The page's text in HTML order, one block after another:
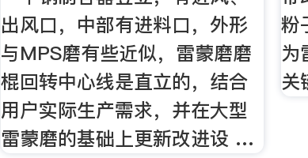
出风口，中部有进料口，外形
与MPS磨有些近似，雷蒙磨磨
棍回转中心线是直立的，结合
用户实际生产需求，并在大型
雷蒙磨的基础上更新改进设 …
粉
为
关